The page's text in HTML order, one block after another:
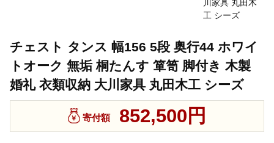
チェスト タンス 幅156 5段 奥行44 ホワイ
トオーク 無垢 桐たんす 箪笥 脚付き 木製
婚礼 衣類収納 大川家具 丸田木工 シーズ
寄付額 852,500円